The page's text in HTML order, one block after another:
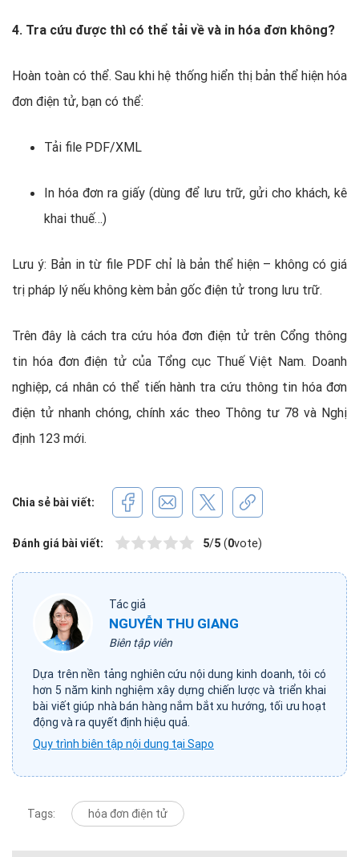
4. Tra cứu được thì có thể tải về và in hóa đơn không?
Hoàn toàn có thể. Sau khi hệ thống hiển thị bản thể hiện hóa
đơn điện tử, bạn có thể:
Tải file PDF/XML
In hóa đơn ra giấy (dùng để lưu trữ, gửi cho khách, kê
khai thuế…)
Lưu ý: Bản in từ file PDF chỉ là bản thể hiện – không có giá
trị pháp lý nếu không kèm bản gốc điện tử trong lưu trữ.
Trên đây là cách tra cứu hóa đơn điện tử trên Cổng thông
tin hóa đơn điện tử của Tổng cục Thuế Việt Nam. Doanh
nghiệp, cá nhân có thể tiến hành tra cứu thông tin hóa đơn
điện tử nhanh chóng, chính xác theo Thông tư 78 và Nghị
định 123 mới.
Chia sẻ bài viết:
Đánh giá bài viết: 5/5 (0vote)
Tác giả
NGUYỄN THU GIANG
Biên tập viên
Dựa trên nền tảng nghiên cứu nội dung kinh doanh, tôi có
hơn 5 năm kinh nghiệm xây dựng chiến lược và triển khai
bài viết giúp nhà bán hàng nắm bắt xu hướng, tối ưu hoạt
động và ra quyết định hiệu quả.
Quy trình biên tập nội dung tại Sapo
Tags: hóa đơn điện tử